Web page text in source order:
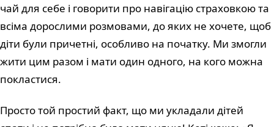
чай для себе і говорити про навігацію страховкою та
всіма дорослими розмовами, до яких не хочете, щоб
діти були причетні, особливо на початку. Ми змогли
жити цим разом і мати один одного, на кого можна
покластися.
Просто той простий факт, що ми укладали дітей